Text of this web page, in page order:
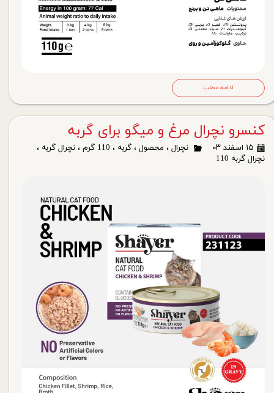
ادامه مطلب
کنسرو نچرال مرغ و میگو برای گربه
۱۵ اسفند ۰۳ نچرال ، محصول ،گربه ، 110 گرم ،نچرال گربه ،
نچرال گربه 110